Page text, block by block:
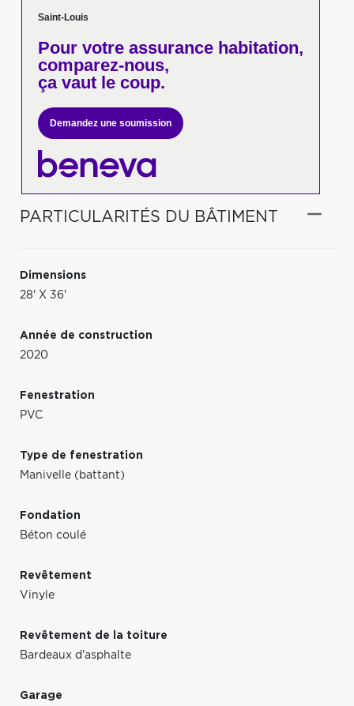
Saint-Louis
Pour votreassurance habitation,
comparez-nous,
ça vaut le coup.
Demandez une soumission
PARTICULARITÉS DU BÂTIMENT
Dimensions
28' X 36'
Année de construction
2020
Fenestration
PVC
Type de fenestration
Manivelle (battant)
Fondation
Béton coulé
Revêtement
Vinyle
Revêtement de la toiture
Bardeaux d'asphalte
Garage